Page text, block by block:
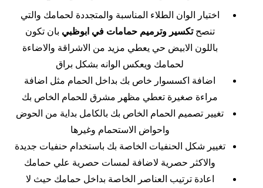
اختيار الوان الطلاء المناسبة والمتجددة لحمامك والتي
تنصحتكسير وترميم حمامات في ابوظبي بان تكون
باللون الابيض حي يعطي مزيد من الاشراقة والاضاءة
لحمامك ويعكس الوانه بشكل براق
اضافة اكسسوار خاص بك بداخل الحمام مثل اضافة
مراءة صغيرة تعطي مظهر مشرق للحمام الخاص بك
تغيير تصميم الحمام الخاص بك بالكامل بداية من الحوض
واحواض الاستحمام وغيرها
تغيير شكل الحنفيات الخاصة بك باستخدام حنفيات جديدة
والاكثر حصرية لاضافة لمسات حصرية علي حمامك
اعادة ترتيب العناصر الخاصة بداخل حمامك حيث لا